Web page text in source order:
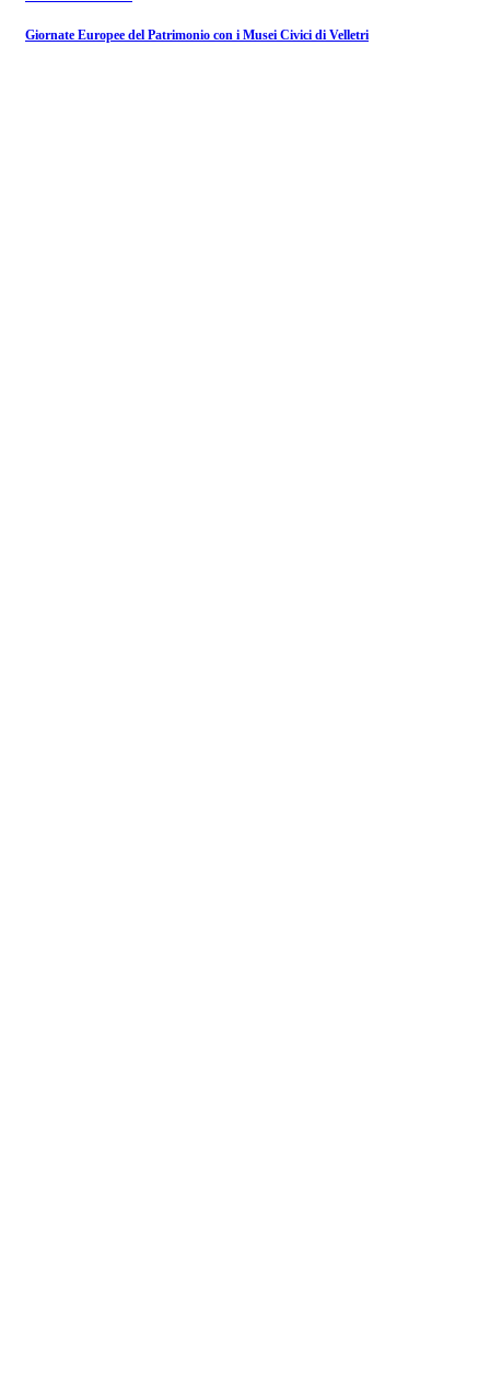
Giornate Europee del Patrimonio con i Musei Civici di Velletri